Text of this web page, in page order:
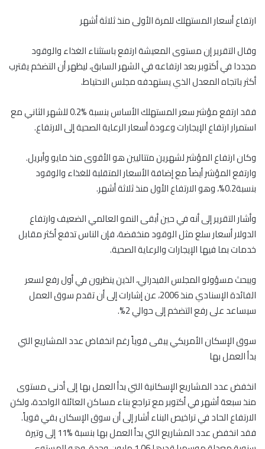
ارتفاع أسعار المستهلك للمرة الأولى منذ ثلاثة أشهر
وقال التقرير إن مستوى المعيشة ارتفع باستثناء الغذاء والوقود
مجددا في أكتوبر بعد ارتفاعه في الشهر السابق، ليظهر أن التضخم يقترب
أكثر باتجاه المعدل الذي يستهدفه مجلس الاحتياط.
فقد ارتفع مؤشر سعر المستهلك الأساس بنسبة %0.2 للشهر الثاني مع
استمرار ارتفاع الإيجارات وعودة أسعار الرعاية الصحية إلى الارتفاع.
وكان ارتفاع المؤشر لشهرين متتاليين هو الأقوى منذ مايو وأبريل.
وارتفع المؤشر أيضاً مع إضافة الأسعار المتقلبة للغذاء والوقود
بنسبة0.2%، وهو الارتفاع الأول منذ ثلاثة أشهر.
وأشار التقرير إلى أنه في حين أبقى النمو العالمي الضعيف وارتفاع
الدولار أسعار سلع مثل الوقود منخفضة، فإن الناس تدفع أكثر مقابل
خدمات بما فيها الإيجارات والرعاية الصحية.
ويبحث مسؤولو المجلس الفيدرالي، الذين ينظرون في أول رفع لسعر
الفائدة الإسنادي منذ 2006، عن إشارات إلى أن تقدم سوق العمل
سيساعد على رفع التضخم إلى حوالي 2%.
سوق الإسكان الأمريكي يبقى قوياً رغم انخفاض عدد المشاريع التي
بدأ العمل بها
انخفض عدد المشاريع الإسكانية التي بدأ العمل بها إلى أدنى مستوى
منذ سبعة أشهر في أكتوبر مع تراجع بناء مساكن العائلة الواحدة، ولكن
الارتفاع الحاد في تراخيص البناء أشار إلى أن سوق الإسكان بقي قوياً.
فقد انخفض عدد المشاريع التي بدأ العمل بها بنسبة %11 إلى وتيرة